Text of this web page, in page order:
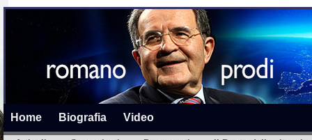
Home Biografia Video